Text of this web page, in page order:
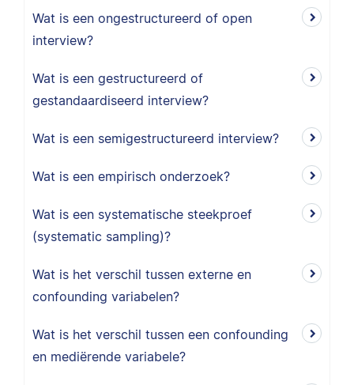
Wat is een ongestructureerd of open
interview?
Wat is een gestructureerd of
gestandaardiseerd interview?
Wat is een semigestructureerd interview?
Wat is een empirisch onderzoek?
Wat is een systematische steekproef
(systematic sampling)?
Wat is het verschil tussen externe en
confounding variabelen?
Wat is het verschil tussen een confounding
en mediërende variabele?